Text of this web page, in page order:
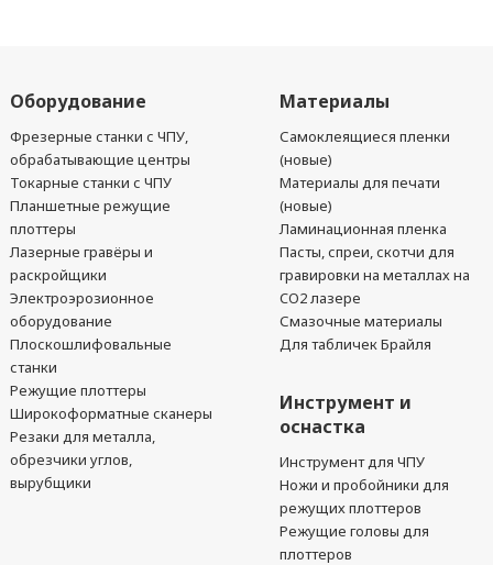
Оборудование
Фрезерные станки с ЧПУ,
обрабатывающие центры
Токарные станки с ЧПУ
Планшетные режущие
плоттеры
Лазерные гравёры и
раскройщики
Электроэрозионное
оборудование
Плоскошлифовальные
станки
Режущие плоттеры
Широкоформатные сканеры
Резаки для металла,
обрезчики углов,
вырубщики
Материалы
Самоклеящиеся пленки
(новые)
Материалы для печати
(новые)
Ламинационная пленка
Пасты, спреи, скотчи для
гравировки на металлах на
CO2 лазере
Смазочные материалы
Для табличек Брайля
Инструмент и
оснастка
Инструмент для ЧПУ
Ножи и пробойники для
режущих плоттеров
Режущие головы для
плоттеров